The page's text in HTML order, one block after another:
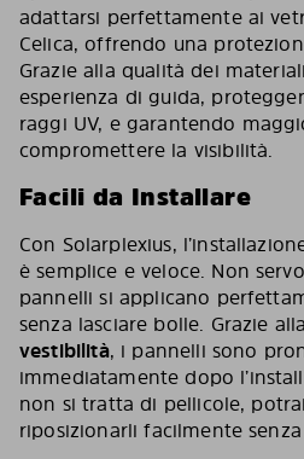
adattarsi perfettamente ai
Celica, offrendo una
Grazie alla qualità dei
esperienza di guida,
raggi UV, e garantendo
compromettere la visibilità.
Facili da Installare
Con Solarplexius,
è semplice e veloce. Non
pannelli si applicano
senza lasciare bolle. Grazie
vestibilità, i pannelli sono
immediatamente dopo
non si tratta di pellicole,
riposizionarli facilmente